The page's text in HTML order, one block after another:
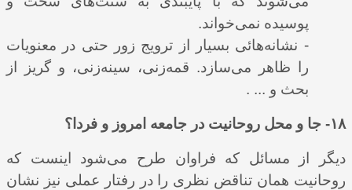
پوسیده نمیخواند.
- نشانه‌هائی بسیار از ترویج زور حتی در معنویات
را ظاهر می‌سازد. قمه‌زنی، سینه‌زنی، و گریز از
بحث و ... .
۱۸- جا و محل روحانیت در جامعه امروز و فردا؟
دیگر از مسائل که فراوان طرح می‌شود اینست که
روحانیت همان تناقض نظری را در رفتار عملی نیز نشان